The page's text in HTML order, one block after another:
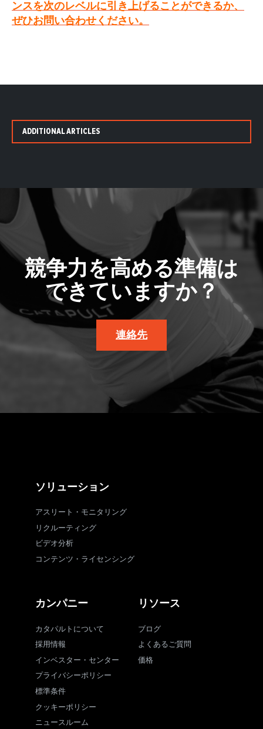
ンスを次のレベルに引き上げることができるか、
ぜひお問い合わせください。
ADDITIONAL ARTICLES
競争力を高める準備は
できていますか？
連絡先
ソリューション
アスリート・モニタリング
リクルーティング
ビデオ分析
コンテンツ・ライセンシング
カンパニー
カタパルトについて
採用情報
インベスター・センター
プライバシーポリシー
標準条件
クッキーポリシー
ニュースルーム
リソース
ブログ
よくあるご質問
価格